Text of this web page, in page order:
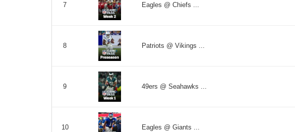
7 Eagles @ Chiefs ...
8 Patriots @ Vikings ...
9 49ers @ Seahawks ...
10 Eagles @ Giants ...